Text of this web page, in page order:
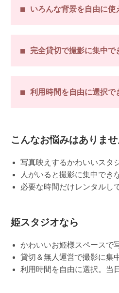
■ いろんな背景を自由に使
■ 完全貸切で撮影に集中で
■ 利用時間を自由に選択で
こんなお悩みはありませ
写真映えするかわいいスタ
人がいると撮影に集中でき
必要な時間だけレンタルし
姫スタジオなら
かわいいお姫様スペースで
貸切＆無人運営で撮影に集
利用時間を自由に選択。当